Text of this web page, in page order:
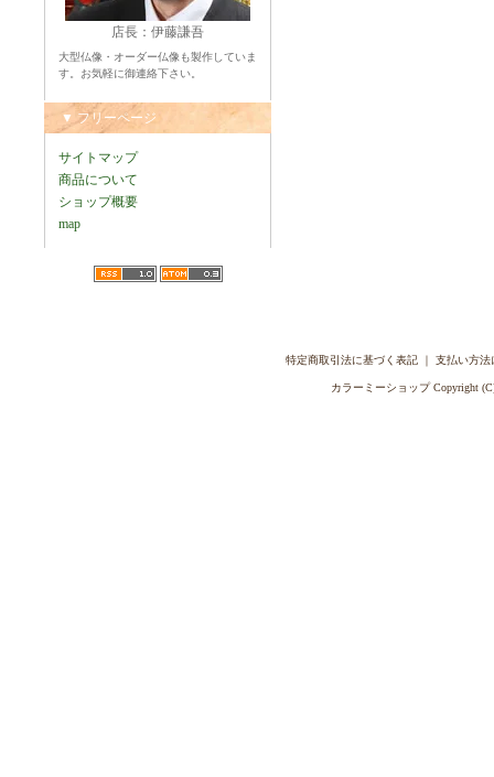
店長：伊藤謙吾
大型仏像・オーダー仏像も製作していま
す。お気軽に御連絡下さい。
▼ フリーページ
サイトマップ
商品について
ショップ概要
map
特定商取引法に基づく表記｜ 支払い方法
カラーミーショップCopyright